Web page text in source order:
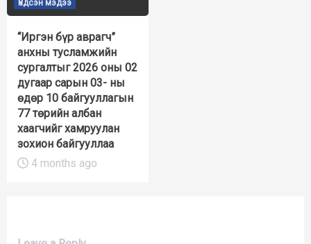
Үндсэн мэдээ
“Иргэн бүр аврагч”
анхны тусламжийн
сургалтыг 2026 оны 02
дугаар сарын 03- ны
өдөр 10 байгууллагын
77 төрийн албан
хаагчийг хамруулан
зохион байгууллаа
4 months ago